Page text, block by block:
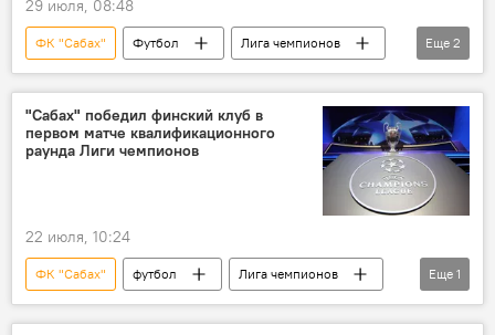
29 июля, 08:48
ФК "Сабах" Футбол
Лига чемпионов
Плей-офф
Спорт
Еще 2
"Сабах" победил финский клуб в
первом матче квалификационного
раунда Лиги чемпионов
22 июля, 10:24
ФК "Сабах" футбол
Лига чемпионов
Спорт
Еще 1